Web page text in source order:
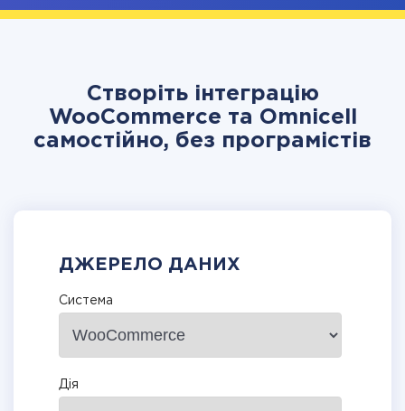
Створіть інтеграцію
WooCommerce та Omnicell
самостійно, без програмістів
ДЖЕРЕЛО ДАНИХ
Система
Дія